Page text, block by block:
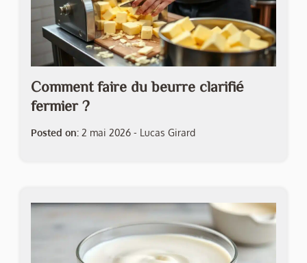
Comment faire du beurre clarifié
fermier ?
Posted on: 2 mai 2026 - Lucas Girard